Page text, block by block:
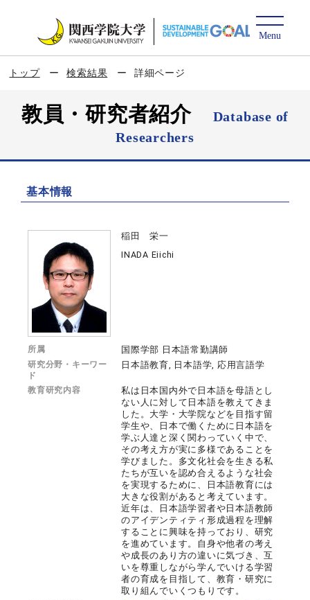
トップ 検索結果 詳細ページ
教員・研究者紹介
Database of
Researchers
基本情報
稲田 栄一
INADA Eiichi
所属 国際学部 日本語常勤講師
研究分野・キーワー
ド
日本語教育, 日本語学, 応用言語学
教育研究内容
私は日本国内外で日本語を母語とし
ない人に対して日本語を教えてきま
した。大学・大学院などを目指す留
学生や、日本で働くために日本語を
学ぶ人達と深く関わっていく中で、
その考え方が実に多様であることを
学びました。多文化社会を生きる私
たちが互いを認め合えるような社会
を実現するために、日本語教育には
大きな役割があると考えています。
近年は、日本語学習者や日本語教師
のアイデンティティ形成過程を理解
することに興味を持っており、研究
を進めています。自身や他者の考え
や成長のあり方の違いに気づき、互
いを尊重しながら学んでいける学習
者の育成を目指して、教育・研究に
取り組んでいくつもりです。